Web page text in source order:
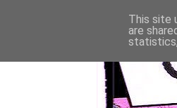
This site
are